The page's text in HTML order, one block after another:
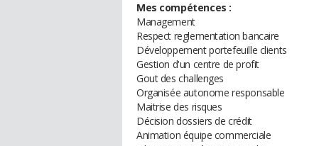
Mes compétences :
Management
Respect reglementation bancaire
Développement portefeuille clients
Gestion d'un centre de profit
Gout des challenges
Organisée autonome responsable
Maitrise des risques
Décision dossiers de crédit
Animation équipe commerciale